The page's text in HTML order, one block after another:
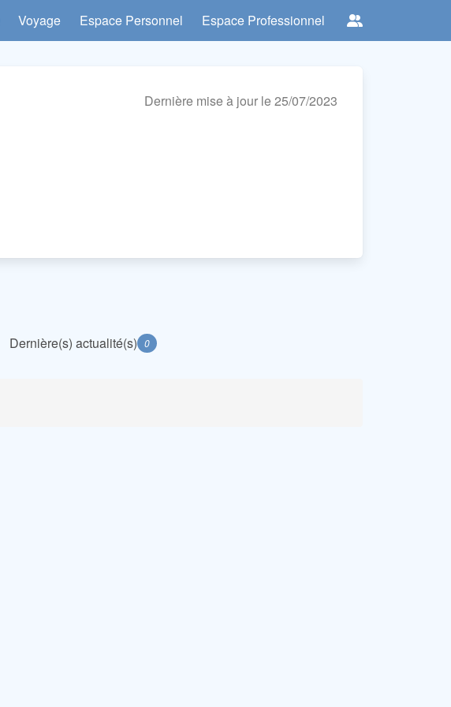
Voyage Espace Personnel Espace Professionnel
Dernière mise à jour le 25/07/2023
Dernière(s) actualité(s) 0